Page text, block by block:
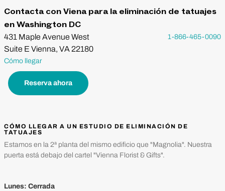
Contacta con Viena para la eliminación de tatuajes
en Washington DC
431 Maple Avenue West
Suite E Vienna, VA 22180
Cómo llegar
Reserva ahora
1-866-465-0090
CÓMO LLEGAR A UN ESTUDIO DE ELIMINACIÓN DE
TATUAJES
Estamos en la 2ª planta del mismo edificio que "Magnolia". Nuestra
puerta está debajo del cartel "Vienna Florist & Gifts".
Lunes: Cerrada